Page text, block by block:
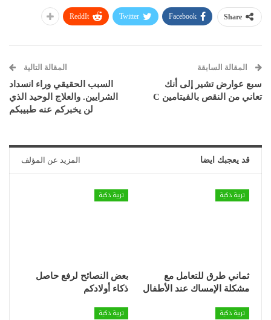
Share
Facebook
Twitter
ReddIt
المقالة السابقة
سبع عوارض تشير إلى أنك
تعاني من النقص بالفيتامين C
المقالة التالية
السبب الحقيقي وراء انسداد
الشرايين. والعلاج الوحيد الذي
لن يخبركم عنه طبيبكم
قد يعجبك ايضا المزيد عن المؤلف
تربية ذكية
ثماني طرق للتعامل مع
مشكلة الإمساك عند الأطفال
تربية ذكية
بعض النصائح لرفع حاصل
ذكاء أولادكم
تربية ذكية تربية ذكية